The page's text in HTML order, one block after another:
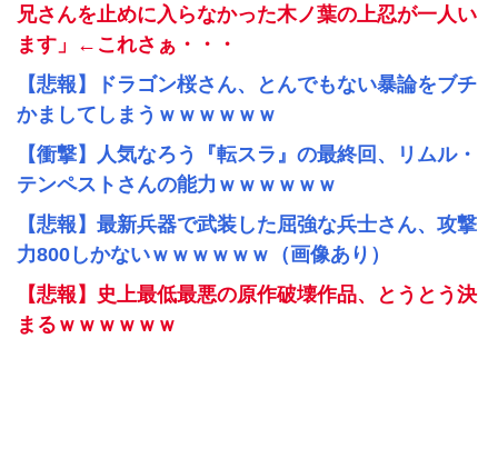
兄さんを止めに入らなかった木ノ葉の上忍が一人い
ます」←これさぁ・・・
【悲報】ドラゴン桜さん、とんでもない暴論をブチ
かましてしまうｗｗｗｗｗｗ
【衝撃】人気なろう『転スラ』の最終回、リムル・
テンペストさんの能力ｗｗｗｗｗｗ
【悲報】最新兵器で武装した屈強な兵士さん、攻撃
力800しかないｗｗｗｗｗｗ（画像あり）
【悲報】史上最低最悪の原作破壊作品、とうとう決
まるｗｗｗｗｗｗ